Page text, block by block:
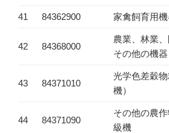
41 84362900 家禽飼育用機
42 84368000
農業、林業
その他の機器
43 84371010
光学色差穀
機）
44 84371090
その他の農
級機